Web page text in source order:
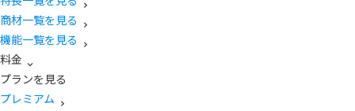
商材一覧を見る
機能一覧を見る
料金
プランを見る
プレミアム